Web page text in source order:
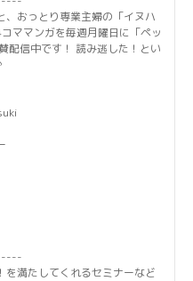
おっとり専業主婦の「イヌハ
ママンガを毎週月曜日に「ペッ
配信中です！ 読み逃した！とい
満たしてくれるセミナーなど